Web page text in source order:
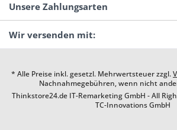
Unsere Zahlungsarten
Wir versenden mit:
* Alle Preise inkl. gesetzl. Mehrwertsteuer zzgl.
Nachnahmegebühren, wenn nicht
Thinkstore24.de IT-Remarketing GmbH - All
TC-Innovations GmbH